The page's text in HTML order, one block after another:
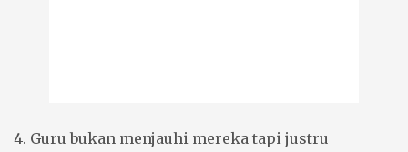
4. Guru bukan menjauhi mereka tapi justru